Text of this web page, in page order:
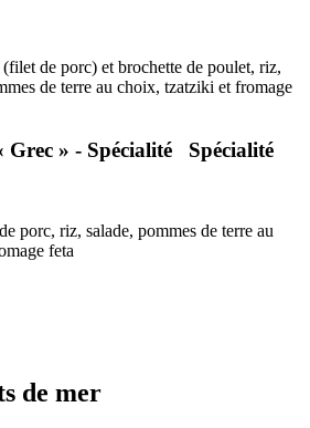
de porc) et brochette de poulet, riz,
de terre au choix, tzatziki et fromage
Grec » - Spécialité Spécialité
porc, riz, salade, pommes de terre au
feta
de mer